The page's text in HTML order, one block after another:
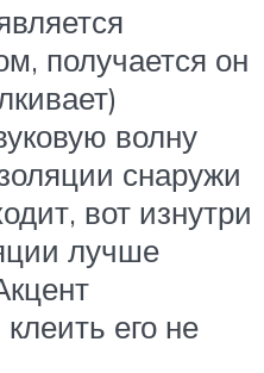
получается он
волну
снаружи
вот изнутри
лучше
его не